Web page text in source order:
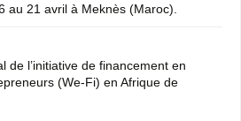
au 21 avril à Meknès (Maroc).
de l’initiative de financement en
(We-Fi) en Afrique de